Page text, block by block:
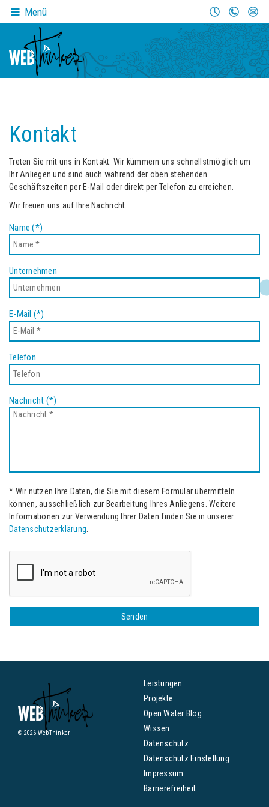
Menü
Kontakt
Treten Sie mit uns in Kontakt. Wir kümmern uns schnellstmöglich um
Ihr Anliegen und sind auch während der oben stehenden
Geschäftszeiten per E-Mail oder direkt per Telefon zu erreichen.
Wir freuen uns auf Ihre Nachricht.
Name (*)
Unternehmen
E-Mail (*)
Telefon
Nachricht (*)
* Wir nutzen Ihre Daten, die Sie mit diesem Formular übermitteln
können, ausschließlich zur Bearbeitung Ihres Anliegens. Weitere
Informationen zur Verwendung Ihrer Daten finden Sie in unserer
Datenschutzerklärung
Senden
© 2026 WebThinker
Leistungen
Projekte
Open Water Blog
Wissen
Datenschutz
Datenschutz Einstellung
Impressum
Barrierefreiheit